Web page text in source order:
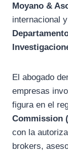
k
Moyano &
internacional
El abogado
empresas
figura en el
Commission
con la
brokers,